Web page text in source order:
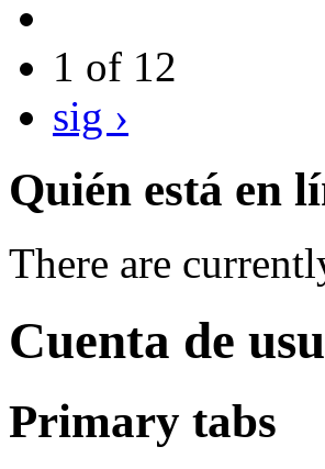
1 of 12
sig ›
Quién está en
There are
Cuenta de
Primary tabs